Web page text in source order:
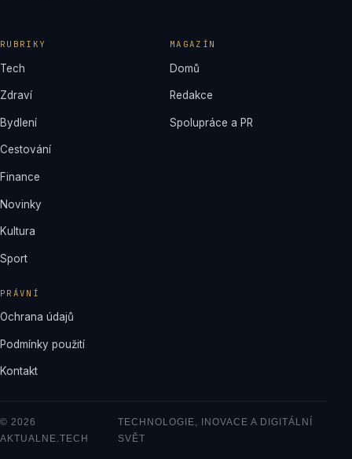
RUBRIKY
Tech
Zdraví
Bydlení
Cestování
Finance
Novinky
Kultura
Sport
MAGAZÍN
Domů
Redakce
Spolupráce a PR
PRÁVNÍ
Ochrana údajů
Podmínky použití
Kontakt
© 2026
AKTUALNE.TECH
TECHNOLOGIE, INOVACE A DIGITÁLNÍ
SVĚT